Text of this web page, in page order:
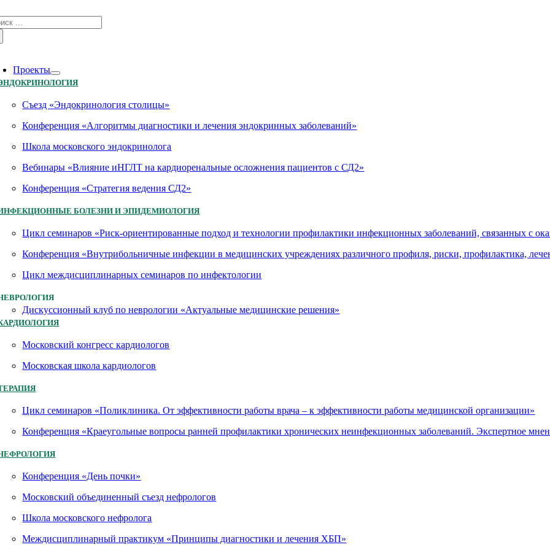
to
content
Проекты
Съезд «Эндокринология столицы»
Конференция «Алгоритмы диагностики и лечения эндокринных заболеваний»
Школа московского эндокринолога
Вебинары «Влияние иНГЛТ на кардиоренальные осложнения пациентов с СД2»
Конференция «Стратегия ведения СД2»
БОЛЕЗНИ И ЭПИДЕМИОЛОГИЯ
Цикл семинаров «Риск-ориентированные подход и технологии профилактики инфекционных заболеваний, связанных с
Конференция «Внутрибольничные инфекции в медицинских учреждениях различного профиля, риски, профилактика,
Цикл междисциплинарных семинаров по инфектологии
Дискуссионный клуб по неврологии «Актуальные медицинские решения»
Московский конгресс кардиологов
Московская школа кардиологов
Цикл семинаров «Поликлиника. От эффективности работы врача – к эффективности работы медицинской организации»
Конференция «Краеугольные вопросы ранней профилактики хронических неинфекционных заболеваний. Экспертное
Конференция «День почки»
Московский объединенный съезд нефрологов
Школа московского нефролога
Междисциплинарный практикум «Принципы диагностики и лечения ХБП»